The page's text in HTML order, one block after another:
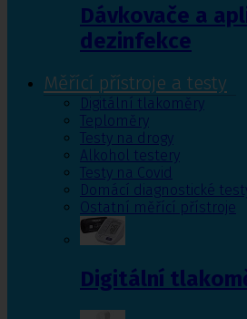
Dávkovače a
dezinfekce
Měřící přístroje a testy
Digitální tlakoměry
Teploměry
Testy na drogy
Alkohol testery
Testy na Covid
Domácí diagnostické
Ostatní měřící přístroje
Digitální